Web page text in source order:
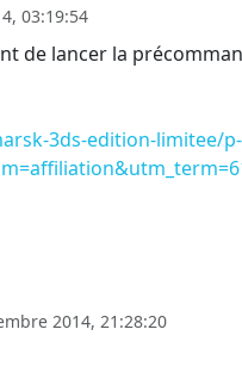
03:19:54
de lancer la
3ds-edition-limitee/p-
2014, 21:28:20